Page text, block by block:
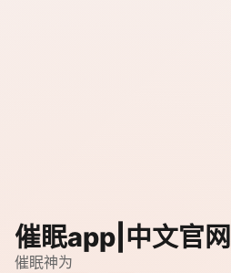
催眠app|中文官网
催眠神为